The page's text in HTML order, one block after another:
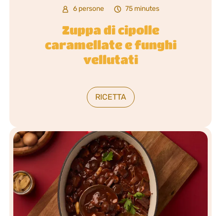
6 persone 75 minutes
Zuppa di cipolle
caramellate e funghi
vellutati
RICETTA